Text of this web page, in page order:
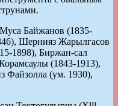
Байжанов (1835-
Шернияз Жарылгасов
1898), Биржан-сал
(1843-1913),
Файзолла (ум. 1930),